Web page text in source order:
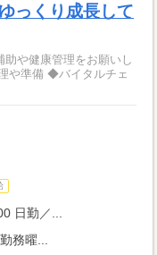
っくり成長して
助や健康管理をお願いし
日勤／...
務曜...